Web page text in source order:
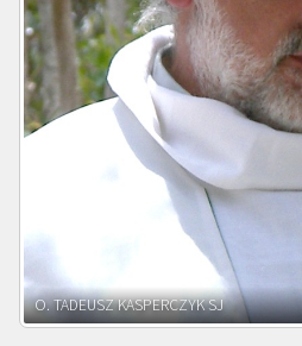
O. ADNRZEJ LEŚNIARA SJ